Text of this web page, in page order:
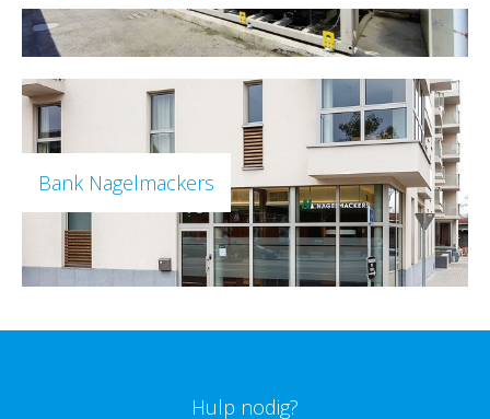
Bank Nagelmackers
Hulp nodig?